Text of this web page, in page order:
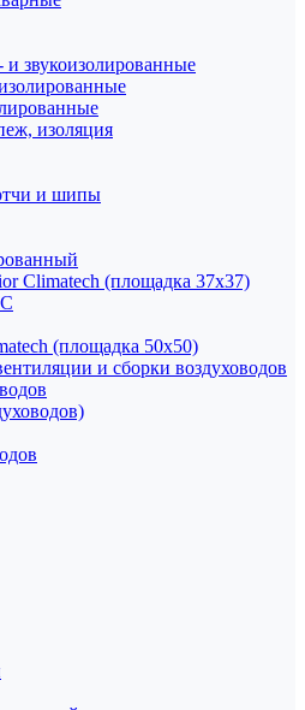
и звукоизолированные
изоляция
и шипы
Climatech (площадка 37х37)
(площадка 50х50)
и сборки воздуховодов